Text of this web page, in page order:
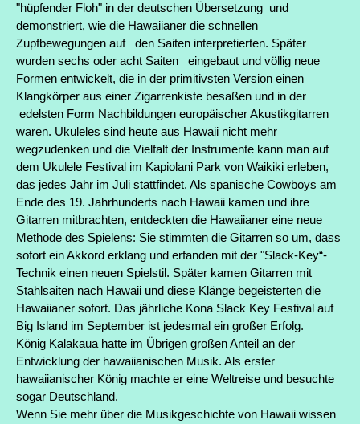
"hüpfender Floh" in der deutschen Übersetzung und
demonstriert, wie die Hawaiianer die schnellen
Zupfbewegungen auf den Saiten interpretierten. Später
wurden sechs oder acht Saiten eingebaut und völlig neue
Formen entwickelt, die in der primitivsten Version einen
Klangkörper aus einer Zigarrenkiste besaßen und in der
edelsten Form Nachbildungen europäischer Akustikgitarren
waren. Ukuleles sind heute aus Hawaii nicht mehr
wegzudenken und die Vielfalt der Instrumente kann man auf
dem Ukulele Festival im Kapiolani Park von Waikiki erleben,
das jedes Jahr im Juli stattfindet. Als spanische Cowboys am
Ende des 19. Jahrhunderts nach Hawaii kamen und ihre
Gitarren mitbrachten, entdeckten die Hawaiianer eine neue
Methode des Spielens: Sie stimmten die Gitarren so um, dass
sofort ein Akkord erklang und erfanden mit der "Slack-Key“-
Technik einen neuen Spielstil. Später kamen Gitarren mit
Stahlsaiten nach Hawaii und diese Klänge begeisterten die
Hawaiianer sofort. Das jährliche Kona Slack Key Festival auf
Big Island im September ist jedesmal ein großer Erfolg.
König Kalakaua hatte im Übrigen großen Anteil an der
Entwicklung der hawaiianischen Musik. Als erster
hawaiianischer König machte er eine Weltreise und besuchte
sogar Deutschland.
Wenn Sie mehr über die Musikgeschichte von Hawaii wissen